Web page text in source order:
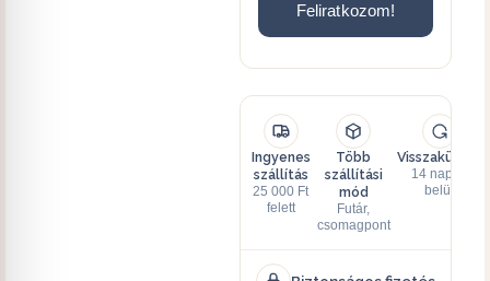
Feliratkozom!
Ingyenes
szállítás
25 000 Ft
felett
Több
szállítási
mód
Futár,
csomagpont
Visszaküldés
14 napon
belül